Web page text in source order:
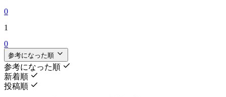
0
1
0
参考になった順
参考になった順
新着順
投稿順